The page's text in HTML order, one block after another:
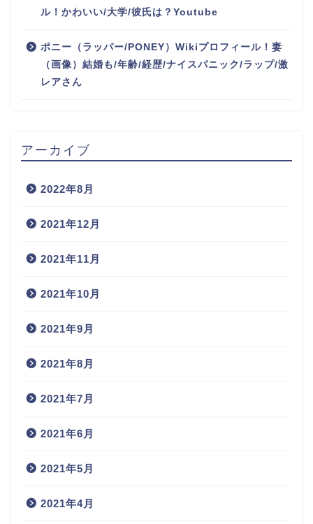
ル！かわいい/大学/彼氏は？Youtube
ポニー（ラッパー/PONEY）Wikiプロフィール！妻
（画像）結婚も/年齢/経歴/ナイスパニック/ラップ/激
レアさん
アーカイブ
2022年8月
2021年12月
2021年11月
2021年10月
2021年9月
2021年8月
2021年7月
2021年6月
2021年5月
2021年4月